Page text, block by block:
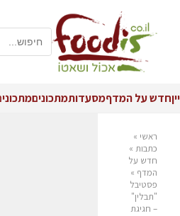
ייןחדש על המדףמסעדותמתכונים
ראשי »
כתבות »
חדש על
המדף »
פסטיבל
"תבלין"
– חגיגת